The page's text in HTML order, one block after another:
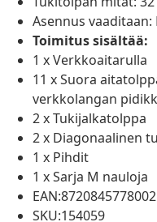
Asennus vaaditaan:
Toimitus sisältää:
1 x Verkkoaitarulla
11 x Suora
verkkolangan
2 x Tukijalkatolppa
2 x Diagonaalinen
1 x Pihdit
1 x Sarja M nauloja
EAN:8720845778002
SKU:154059